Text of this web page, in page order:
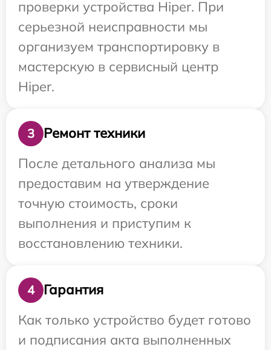
проверки устройства Hiper. При
серьезной неисправности мы
организуем транспортировку в
мастерскую в сервисный центр
Hiper.
3
Ремонт техники
После детального анализа мы
предоставим на утверждение
точную стоимость, сроки
выполнения и приступим к
восстановлению техники.
4
Гарантия
Как только устройство будет готово
и подписания акта выполненных